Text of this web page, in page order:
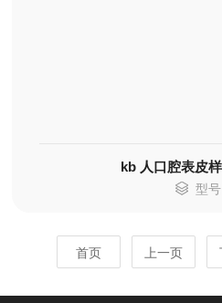
kb 人口腔表皮
型号
首页 上一页